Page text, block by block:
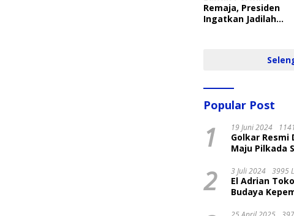
Remaja, Presiden
Ingatkan Jadilah
Popular Post
1 19 Juni 2024
Golkar Resmi
Maju Pilkada
2 3 Juli 2024 3995
El Adrian
Budaya